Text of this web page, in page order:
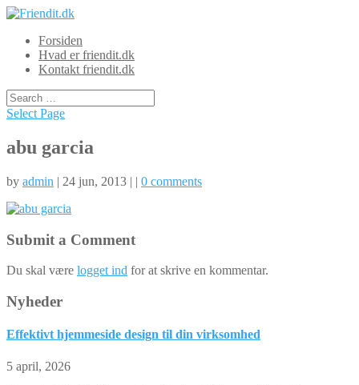
Forsiden
Hvad er friendit.dk
Kontakt friendit.dk
Select Page
abu garcia
by admin | 24 jun, 2013 | | 0 comments
Submit a Comment
Du skal være logget ind for at skrive en kommentar.
Nyheder
Effektivt hjemmeside design til din virksomhed
5 april, 2026